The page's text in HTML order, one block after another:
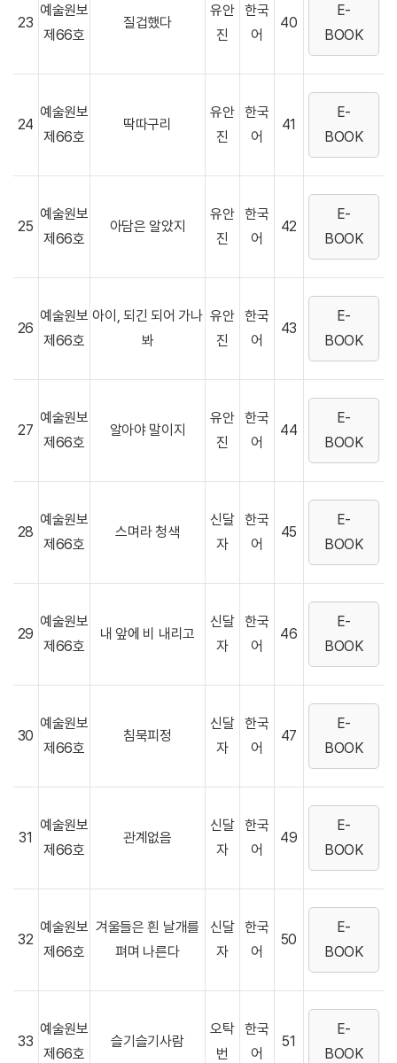
23
예술원보
제66호
질겁했다
유안
진
한국
어
40
E-
BOOK
24
예술원보
제66호
딱따구리
유안
진
한국
어
41
E-
BOOK
25
예술원보
제66호
아담은 알았지
유안
진
한국
어
42
E-
BOOK
26
예술원보
제66호
아이, 되긴 되어 가나
봐
유안
진
한국
어
43
E-
BOOK
27
예술원보
제66호
알아야 말이지
유안
진
한국
어
44
E-
BOOK
28
예술원보
제66호
스며라 청색
신달
자
한국
어
45
E-
BOOK
29
예술원보
제66호
내 앞에 비 내리고
신달
자
한국
어
46
E-
BOOK
30
예술원보
제66호
침묵피정
신달
자
한국
어
47
E-
BOOK
31
예술원보
제66호
관계없음
신달
자
한국
어
49
E-
BOOK
32
예술원보
제66호
겨울들은 흰 날개를
펴며 나른다
신달
자
한국
어
50
E-
BOOK
33
예술원보
제66호
슬기슬기사람
오탁
번
한국
어
51
E-
BOOK